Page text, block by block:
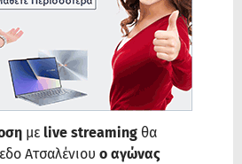
με live streaming θα
Ατσαλένιου ο αγώνας